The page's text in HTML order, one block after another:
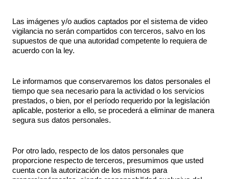
Las imágenes y/o audios captados por el sistema de video
vigilancia no serán compartidos con terceros, salvo en los
supuestos de que una autoridad competente lo requiera de
acuerdo con la ley.
Le informamos que conservaremos los datos personales el
tiempo que sea necesario para la actividad o los servicios
prestados, o bien, por el período requerido por la legislación
aplicable, posterior a ello, se procederá a eliminar de manera
segura sus datos personales.
Por otro lado, respecto de los datos personales que
proporcione respecto de terceros, presumimos que usted
cuenta con la autorización de los mismos para